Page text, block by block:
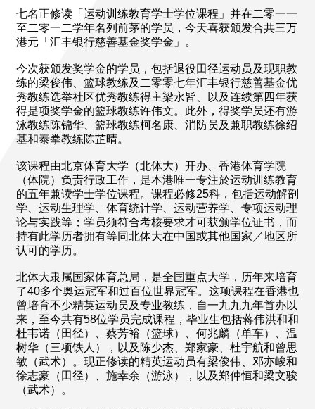
七名正修读「运动训练教育学士学位课程」并在二零一一
至二零一二学年名列前茅的学员，今天喜获颁发合共三万
港元「汇丰银行慈善基金奖学金」。
今次获颁发奖学金的学员，包括退役田径运动员及现职教
练的梁俊伟、篮球教练及二零零七年汇丰银行慈善基金优
秀教练选举社区优秀教练得主梁永皆、以及连续第四年获
得是项奖学金的篮球教练许伟文。此外，得奖学员还有游
泳教练陈锦华、篮球教练柯名康、消防员及兼职教练徐绍
基和泰拳教练陈芷晴。
该课程由北京体育大学（北体大）开办、香港体育学院
（体院）负责行政工作，是本港唯一专注於运动训练教育
的五年兼读学士学位课程。课程必修25科，包括运动解剖
学、运动生理学、体育统计学、运动营养学、专项运动理
论与实践等；学员须符合考核要求才可获颁学位证书，而
持有此学历者拥有等同北体大在中国或其他国家／地区所
认可的学历。
北体大隶属国家体育总局，是全国重点大学，历年来培育
了40多个奥运冠军和过百位世界冠军。这项课程在香港也
曾培育不少精英运动员及专业教练，自一九九九年首办以
来，至今共有58位学员完成课程，毕业生包括蒋伟洪和和
杜韦诺（田径）、蔡芳裕（篮球）、何兆麟（单车）、温
树华（三项铁人），以及陈少杰、郑家豪、杜宇航和曾思
敏（武术）。现正修读的精英运动员有梁俊伟、邓亦峻和
徐志豪（田径）、施幸余（游泳），以及郑仲恒和梁文骏
（武术）。